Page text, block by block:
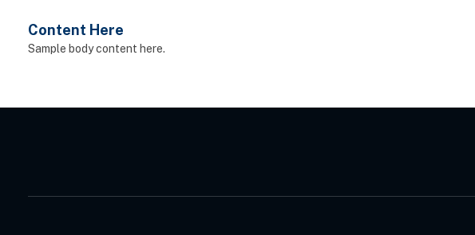
Content Here
Sample body content here.